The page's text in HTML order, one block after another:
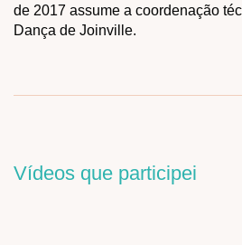
de 2017 assume a coordenação
Dança de Joinville.
Vídeos que participei